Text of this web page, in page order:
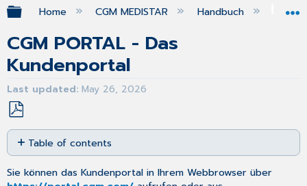
Expand/collapse global hierarchy
Home CGM MEDISTAR Handbuch
CGM PORTAL - Das
Kundenportal
Last updated May 26, 2026
Save
as
PDF
Table of contents
für
Sie können das Kundenportal in Ihrem Webbrowser über